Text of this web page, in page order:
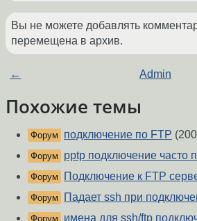
Вы не можете добавлять
перемещена в архив.
← Admin
Похожие темы
Форум подключение по FTP
Форум pptp подключение часто
Форум Подключение к FTP
Форум Падает ssh при
Форум имена для ssh/ftp